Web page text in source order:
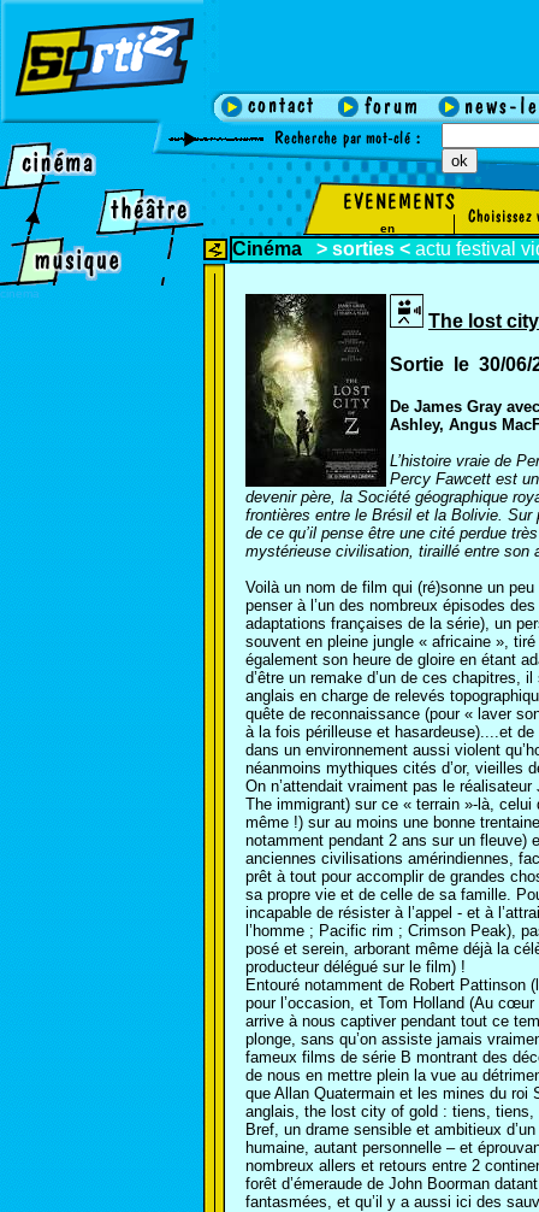
en
cinema
Cinéma > sorties < actu festival
The lost
Sortie le 30/
De James Gray
Ashley, Angus
L’histoire vraie de
Percy Fawcett est
devenir père, la Société géographique
frontières entre le Brésil et la Bolivie. Sur
de ce qu’il pense être une cité perdue
mystérieuse civilisation, tiraillé entre son
Voilà un nom de film qui (ré)sonne un
penser à l’un des nombreux épisodes
adaptations françaises de la série), un
souvent en pleine jungle « africaine »,
également son heure de gloire en étant
d’être un remake d’un de ces chapitres,
anglais en charge de relevés
quête de reconnaissance (pour « laver
à la fois périlleuse et hasardeuse)....et
dans un environnement aussi violent
néanmoins mythiques cités d’or, vieilles
On n’attendait vraiment pas le
The immigrant) sur ce « terrain »-là, celui
même !) sur au moins une bonne
notamment pendant 2 ans sur un fleuve)
anciennes civilisations amérindiennes,
prêt à tout pour accomplir de grandes
sa propre vie et de celle de sa famille.
incapable de résister à l’appel - et à
l’homme ; Pacific rim ; Crimson Peak),
posé et serein, arborant même déjà la
producteur délégué sur le film) !
Entouré notamment de Robert Pattinson
pour l’occasion, et Tom Holland (Au
arrive à nous captiver pendant tout ce
plonge, sans qu’on assiste jamais
fameux films de série B montrant des
de nous en mettre plein la vue au
que Allan Quatermain et les mines du roi
anglais, the lost city of gold : tiens,
Bref, un drame sensible et ambitieux
humaine, autant personnelle – et
nombreux allers et retours entre 2
forêt d’émeraude de John Boorman
fantasmées, et qu’il y a aussi ici des